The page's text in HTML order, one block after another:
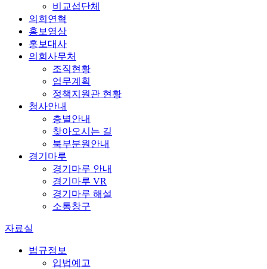
비교섭단체
의회연혁
홍보영상
홍보대사
의회사무처
조직현황
업무계획
정책지원관 현황
청사안내
층별안내
찾아오시는 길
북부분원안내
경기마루
경기마루 안내
경기마루 VR
경기마루 해설
소통창구
자료실
법규정보
입법예고